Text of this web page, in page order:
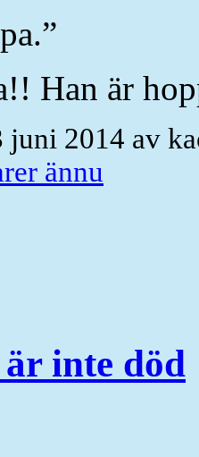
Han är
juni 2014 av
ännu
inte död